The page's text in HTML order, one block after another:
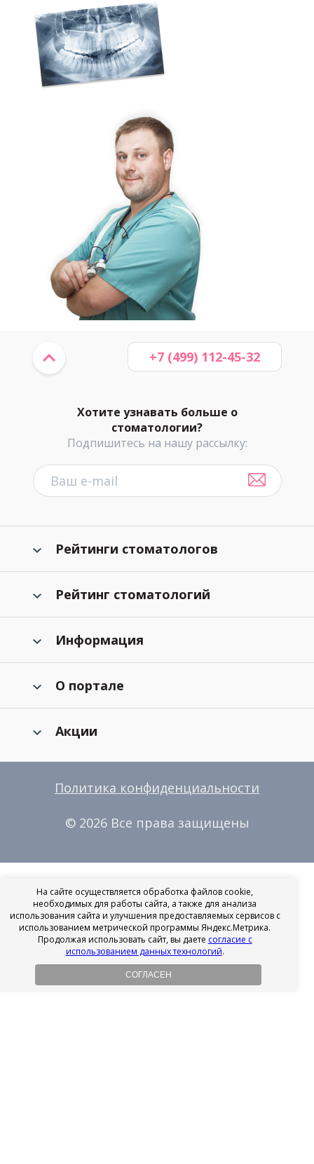
Хотите узнавать больше о
стоматологии?
Подпишитесь на нашу рассылку:
+7 (499) 112-45-32
Рейтинги стоматологов
Рейтинг стоматологий
Информация
О портале
Акции
Политика конфиденциальности
© 2026 Все права защищены
На сайте осуществляется обработка файлов cookie,
необходимых для работы сайта, а также для анализа
использования сайта и улучшения предоставляемых сервисов с
использованием метрической программы Яндекс.Метрика.
Продолжая использовать сайт, вы даете согласие с
использованием данных технологий.
СОГЛАСЕН